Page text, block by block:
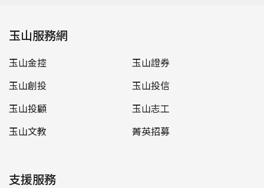
玉山服務網
玉山金控
玉山證券
玉山創投
玉山投信
玉山投顧
玉山志工
玉山文教
菁英招募
支援服務